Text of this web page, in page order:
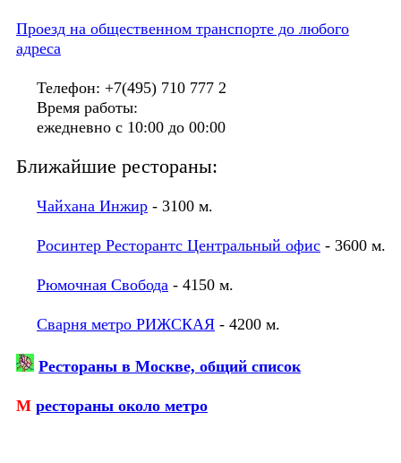
Проезд на общественном транспорте до любого
адреса
Телефон: +7(495) 710 777 2
Время работы:
ежедневно с 10:00 до 00:00
Ближайшие рестораны:
Чайхана Инжир - 3100 м.
Росинтер Ресторантс Центральный офис - 3600 м.
Рюмочная Свобода - 4150 м.
Сварня метро РИЖСКАЯ - 4200 м.
Рестораны в Москве, общий список
М рестораны около метро